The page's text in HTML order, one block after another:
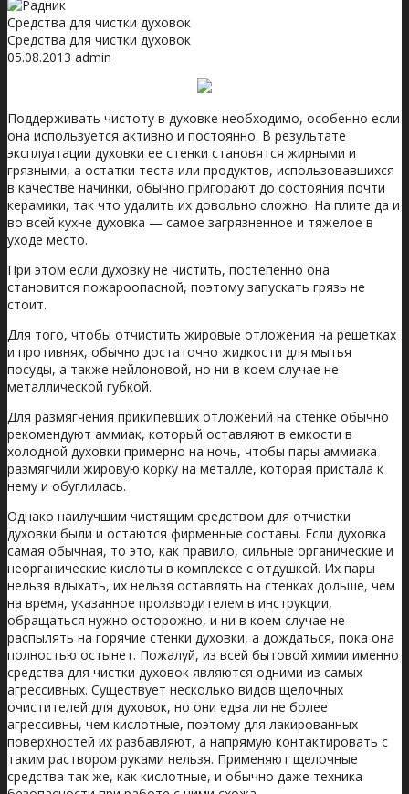
Средства для чистки духовок
Средства для чистки духовок
05.08.2013 admin
Поддерживать чистоту в духовке необходимо, особенно если
она используется активно и постоянно. В результате
эксплуатации духовки ее стенки становятся жирными и
грязными, а остатки теста или продуктов, использовавшихся
в качестве начинки, обычно пригорают до состояния почти
керамики, так что удалить их довольно сложно. На плите да и
во всей кухне духовка — самое загрязненное и тяжелое в
уходе место.
При этом если духовку не чистить, постепенно она
становится пожароопасной, поэтому запускать грязь не
стоит.
Для того, чтобы отчистить жировые отложения на решетках
и противнях, обычно достаточно жидкости для мытья
посуды, а также нейлоновой, но ни в коем случае не
металлической губкой.
Для размягчения прикипевших отложений на стенке обычно
рекомендуют аммиак, который оставляют в емкости в
холодной духовки примерно на ночь, чтобы пары аммиака
размягчили жировую корку на металле, которая пристала к
нему и обуглилась.
Однако наилучшим чистящим средством для отчистки
духовки были и остаются фирменные составы. Если духовка
самая обычная, то это, как правило, сильные органические и
неорганические кислоты в комплексе с отдушкой. Их пары
нельзя вдыхать, их нельзя оставлять на стенках дольше, чем
на время, указанное производителем в инструкции,
обращаться нужно осторожно, и ни в коем случае не
распылять на горячие стенки духовки, а дождаться, пока она
полностью остынет. Пожалуй, из всей бытовой химии именно
средства для чистки духовок являются одними из самых
агрессивных. Существует несколько видов щелочных
очистителей для духовок, но они едва ли не более
агрессивны, чем кислотные, поэтому для лакированных
поверхностей их разбавляют, а напрямую контактировать с
таким раствором руками нельзя. Применяют щелочные
средства так же, как кислотные, и обычно даже техника